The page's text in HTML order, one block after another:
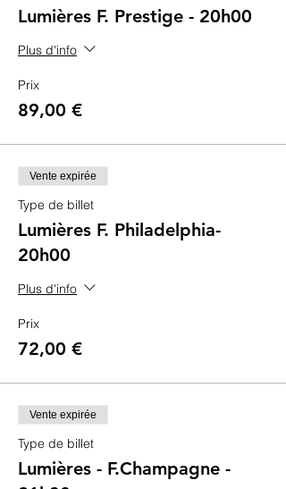
Lumières F. Prestige - 20h00
Plus d'info
Prix
89,00 €
Vente expirée
Type de billet
Lumières F. Philadelphia-
20h00
Plus d'info
Prix
72,00 €
Vente expirée
Type de billet
Lumières - F.Champagne -